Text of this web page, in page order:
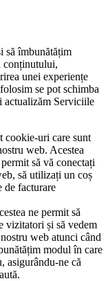
să îmbunătățim
conținutului,
unei experiențe
se pot schimba
actualizăm Serviciile
web. Acestea
să vă conectați
să utilizați un coș
de facturare
vizitatori și să vedem
web atunci când
modul în care
asigurându-ne că